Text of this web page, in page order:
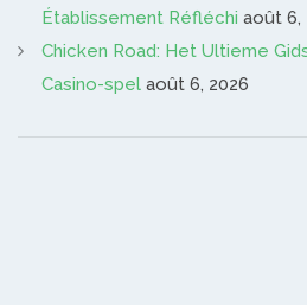
Établissement Réfléchi août 6,
Chicken Road: Het Ultieme
Casino-spel août 6, 2026